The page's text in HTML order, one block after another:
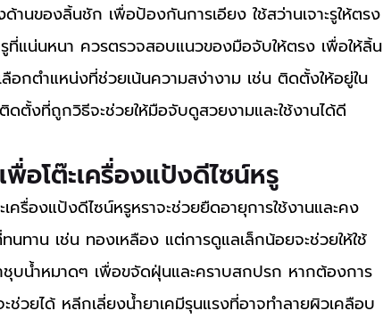
นของลิ้นชัก เพื่อป้องกันการเอียง ใช้สว่านเจาะรูให้ตรง
แน่นหนา ควรตรวจสอบแนวของมือจับให้ตรง เพื่อให้ลิ้น
อกตำแหน่งที่ช่วยเน้นความสง่างาม เช่น ติดตั้งให้อยู่ใน
ดตั้งที่ถูกวิธีจะช่วยให้มือจับดูสวยงามและใช้งานได้ดี
อโต๊ะเครื่องแป้งดีไซน์หรู
ทาน เช่น ทองเหลือง แต่การดูแลเล็กน้อยจะช่วยให้ใช้
ชุบน้ำหมาดๆ เพื่อขจัดฝุ่นและคราบสกปรก หากต้องการ
วยได้ หลีกเลี่ยงน้ำยาเคมีรุนแรงที่อาจทำลายผิวเคลือบ